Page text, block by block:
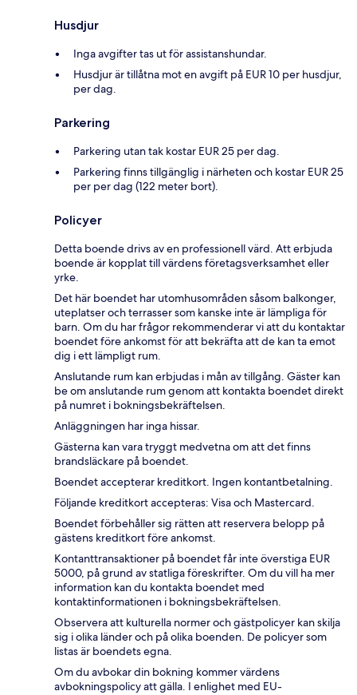
Husdjur
Inga avgifter tas ut för assistanshundar.
Husdjur är tillåtna mot en avgift på EUR 10 per husdjur,
per dag.
Parkering
Parkering utan tak kostar EUR 25 per dag.
Parkering finns tillgänglig i närheten och kostar EUR 25
per per dag (122 meter bort).
Policyer
Detta boende drivs av en professionell värd. Att erbjuda
boende är kopplat till värdens företagsverksamhet eller
yrke.
Det här boendet har utomhusområden såsom balkonger,
uteplatser och terrasser som kanske inte är lämpliga för
barn. Om du har frågor rekommenderar vi att du kontaktar
boendet före ankomst för att bekräfta att de kan ta emot
dig i ett lämpligt rum.
Anslutande rum kan erbjudas i mån av tillgång. Gäster kan
be om anslutande rum genom att kontakta boendet direkt
på numret i bokningsbekräftelsen.
Anläggningen har inga hissar.
Gästerna kan vara tryggt medvetna om att det finns
brandsläckare på boendet.
Boendet accepterar kreditkort. Ingen kontantbetalning.
Följande kreditkort accepteras: Visa och Mastercard.
Boendet förbehåller sig rätten att reservera belopp på
gästens kreditkort före ankomst.
Kontanttransaktioner på boendet får inte överstiga EUR
5000, på grund av statliga föreskrifter. Om du vill ha mer
information kan du kontakta boendet med
kontaktinformationen i bokningsbekräftelsen.
Observera att kulturella normer och gästpolicyer kan skilja
sig i olika länder och på olika boenden. De policyer som
listas är boendets egna.
Om du avbokar din bokning kommer värdens
avbokningspolicy att gälla. I enlighet med EU-